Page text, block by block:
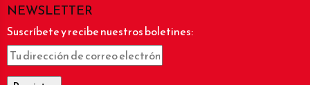
NEWSLETTER
Suscríbete y recibe nuestros boletines: